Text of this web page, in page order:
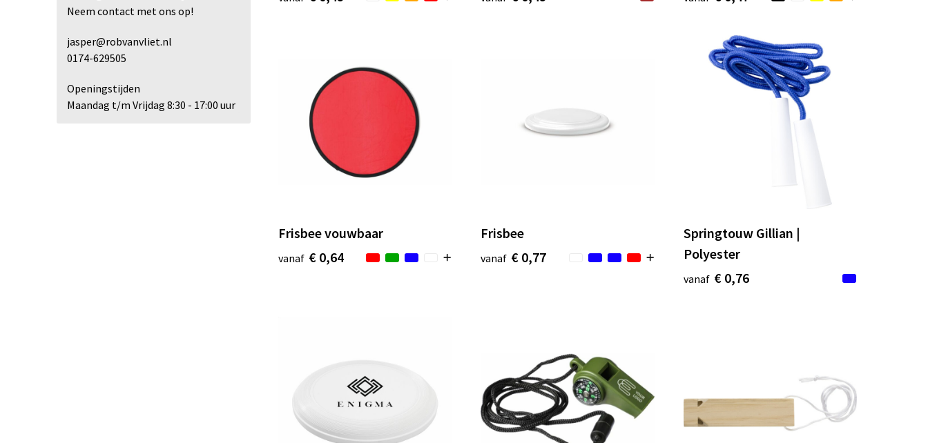
Neem contact met ons op!
jasper@robvanvliet.nl
0174-629505
Openingstijden
Maandag t/m Vrijdag 8:30 - 17:00 uur
Frisbee vouwbaar
vanaf € 0,64
Frisbee
vanaf € 0,77
Springtouw Gillian |
Polyester
vanaf € 0,76